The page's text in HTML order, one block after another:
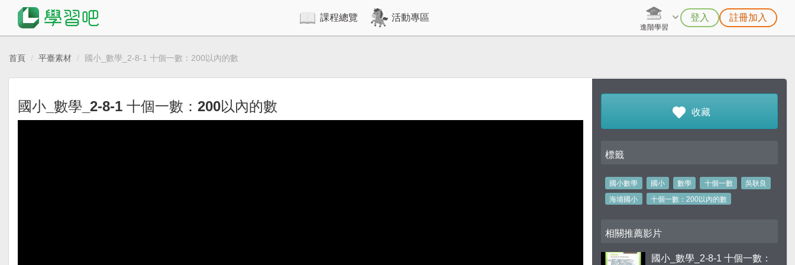
課程總覽 活動專區
進階學習
登入 註冊加入
首頁 平臺素材 國小_數學_2-8-1 十個一數：200以內的數
國小_數學_2-8-1 十個一數：200以內的數 收藏
標籤
國小數學 國小 數學 十個一數
吳耿良
海埔國小
十個一數：200以內的數
相關推薦影片
國小_數學_2-8-1 十個一數：